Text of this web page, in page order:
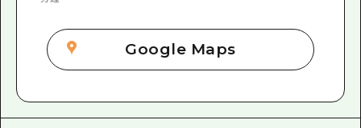
Google Maps